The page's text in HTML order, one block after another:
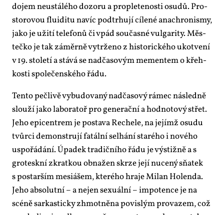
do­jem ne­u­stá­lé­ho do­zo­ru a pro­ple­te­nos­ti osu­dů. Pro­
sto­ro­vou flui­di­tu na­víc pod­tr­hu­jí cí­le­né ana­chro­nismy,
ja­ko je uži­tí te­le­fo­nů či vpád sou­čas­né vul­ga­ri­ty. Měs­
teč­ko je tak zá­měr­ně vy­tr­že­no z his­to­ric­ké­ho ukot­ve­ní
v 19. sto­le­tí a stá­vá se nad­ča­so­vým me­men­tem o křeh­
kos­ti spo­le­čen­ské­ho řá­du.
Ten­to peč­li­vě vy­bu­do­va­ný nad­ča­so­vý rá­mec ná­sled­ně
slou­ží ja­ko la­bo­ra­toř pro ge­ne­rač­ní a hod­no­to­vý střet.
Je­ho epi­cen­t­rem je po­sta­va Re­che­le, na je­jímž osu­du
tvůr­ci de­mon­stru­jí fa­tál­ní se­lhá­ní staré­ho i no­vé­ho
uspo­řá­dá­ní. Úpa­dek tra­dič­ní­ho řá­du je vý­stiž­ně a s
gro­tesk­ní zkrat­kou ob­na­žen skr­ze je­jí nu­ce­ný sňa­tek
s po­star­ším me­si­á­šem, kte­ré­ho hra­je Mi­lan Ho­len­da.
Je­ho ab­so­lut­ní – a nejen se­xu­ál­ní – im­po­ten­ce je na
scé­ně sar­kas­tic­ky zhmot­ně­na po­vis­lým pro­va­zem, což